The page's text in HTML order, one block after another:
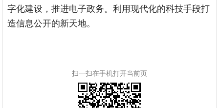
字化建设，推进电子政务。利用现代化的科技手段打
造信息公开的新天地。
扫一扫在手机打开当前页